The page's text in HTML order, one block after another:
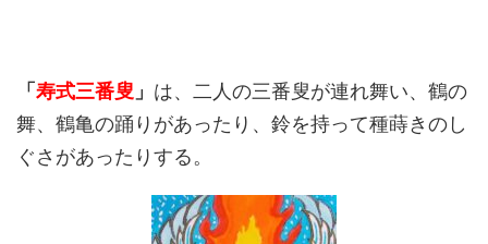
「 寿式三番叟 」 は、二人の三番叟が連れ舞い、鶴の
舞、鶴亀の踊りがあったり、鈴を持って種蒔きのし
ぐさがあったりする。